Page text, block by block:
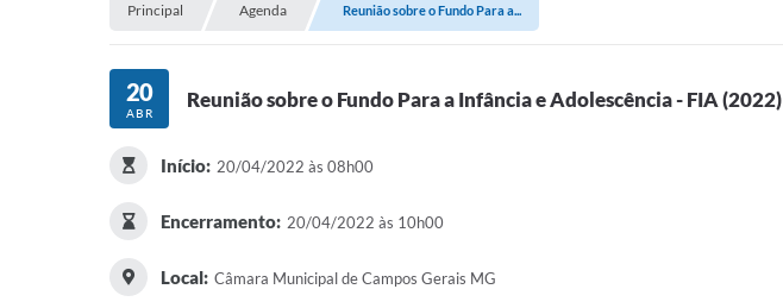
Principal Agenda Reunião sobre o Fundo Para a...
20
ABR
Reunião sobre o Fundo Para a Infância e Adolescência - FIA (2022)
Início: 20/04/2022 às 08h00
Encerramento: 20/04/2022 às 10h00
Local: Câmara Municipal de Campos Gerais MG